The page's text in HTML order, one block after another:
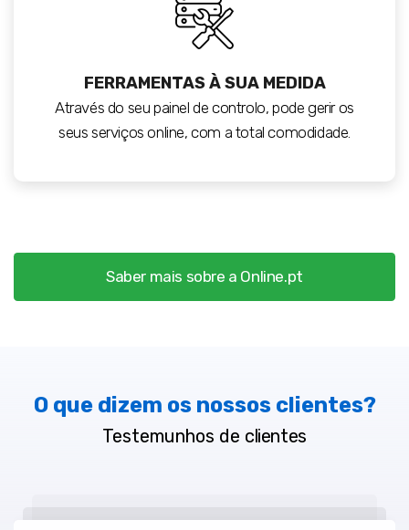
FERRAMENTAS À SUA MEDIDA
Através do seu painel de controlo, pode gerir os
seus serviços online, com a total comodidade.
Saber mais sobre a Online.pt
O que dizem os nossos clientes?
Testemunhos de clientes